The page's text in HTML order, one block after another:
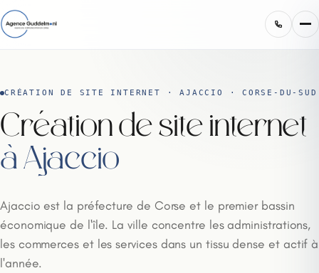
CRÉATION DE SITE INTERNET · AJACCIO · CORSE-DU-SUD
Création de site internet
à Ajaccio
Ajaccio est la préfecture de Corse et le premier bassin
économique de l'île. La ville concentre les administrations,
les commerces et les services dans un tissu dense et actif à
l'année.